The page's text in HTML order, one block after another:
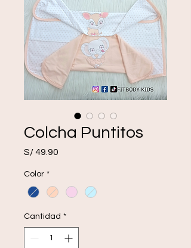
Colcha Puntitos
S/ 49.90
Color *
Cantidad *